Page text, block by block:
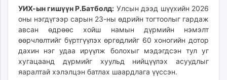
times.mn
tvmongolia.mn
mass.mn
unegui.mn
assa.mn
toim.mn
УИХ-ын гишүүн Р.Батболд: Улсын дээд шүүхийн 2026
оны нэгдүгээр сарын 23-ны өдрийн тогтоолыг гардаж
авсан өдрөөс хойш намын дүрмийн нэмэлт
өөрчлөлтийг бүртгүүлэх өргөдлийг 60 хоногийн дотор
дахин нэг удаа ирүүлж болохыг мэдэгдсэн тул уг
хугацаанд дүрмийг хуульд нийцүүлэх асуудлыг
яаралтай хэлэлцэн батлах шаардлага үүссэн.